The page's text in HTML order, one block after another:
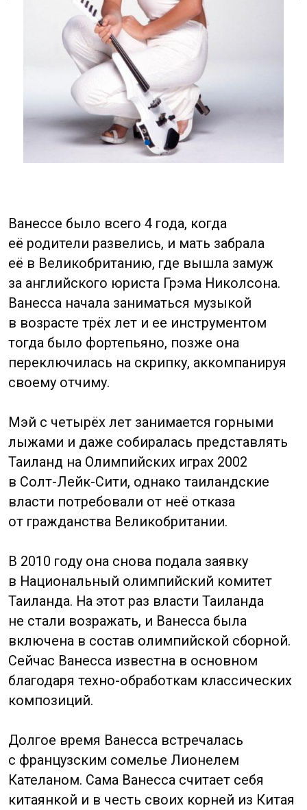
Мэй с четырёх лет занимается горными
лыжами и даже собиралась представлять
Таиланд на Олимпийских играх 2002
в Солт-Лейк-Сити, однако таиландские
власти потребовали от неё отказа
от гражданства Великобритании.
В 2010 году она снова подала заявку
в Национальный олимпийский комитет
Таиланда. На этот раз власти Таиланда
благодаря техно-обработкам классических
композиций.
Долгое время Ванесса встречалась
с французским сомелье Лионелем
Кателаном. Сама Ванесса считает себя
китаянкой и в честь своих корней из Китая
она даже записала в 1994 году альбом
«China Girl». Ванесса Мэй очень любит
собак, ее любимцы относятся к породе
шарпей. Своему первому шарпею, которого
музыкальную композицию под названием
Юань Ли
Родился 12 июля 1973 года, Хуньчжоу.
Китайская актриса, девушка, которую
называют «китайская Одри Хепберн» или
«китайская Мать Тереза». Она закончила
Пекинскую киноакадемию
по специальности актерское мастерство